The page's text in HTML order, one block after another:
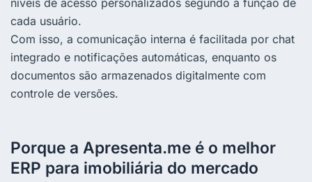
níveis de acesso personalizados segundo a função de
cada usuário.
Com isso, a comunicação interna é facilitada por chat
integrado e notificações automáticas, enquanto os
documentos são armazenados digitalmente com
controle de versões.
Porque a Apresenta.me é o melhor
ERP para imobiliária do mercado